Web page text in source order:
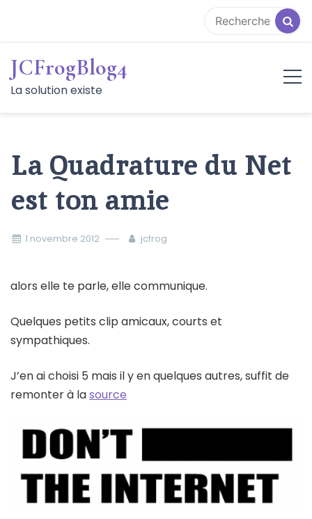
contenu
JCFrogBlog4
La solution existe
La Quadrature du Net
est ton amie
1 novembre 2012 jcfrog
alors elle te parle, elle communique.
Quelques petits clip amicaux, courts et
sympathiques.
J’en ai choisi 5 mais il y en quelques autres, suffit de
remonter à lasource